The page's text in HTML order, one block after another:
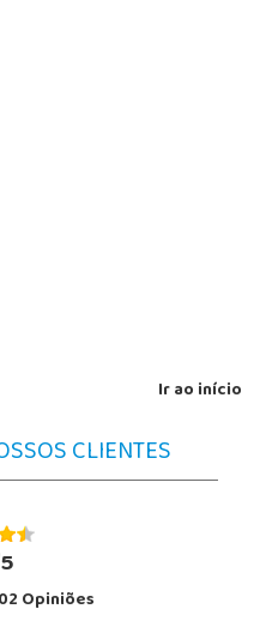
Ir ao início
CLIENTES
Opiniões